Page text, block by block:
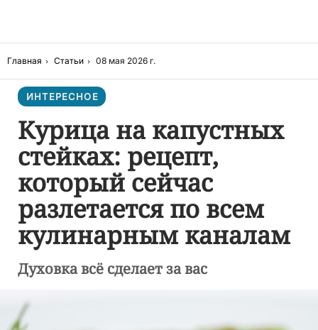
Главная Статьи 08 мая 2026 г.
ИНТЕРЕСНОЕ
Курица на капустных
стейках: рецепт,
который сейчас
разлетается по всем
кулинарным каналам
Духовка всё сделает за вас